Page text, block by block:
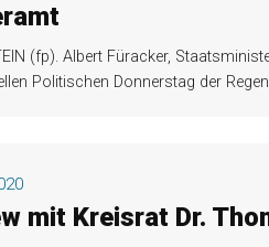
(fp). Albert Füracker,
Politischen Donnerstag der
mit Kreisrat Dr.